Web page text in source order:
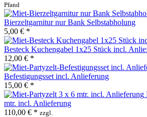
Pfand
Bierzeltgarnitur nur Bank Selbstabholung
5,00 € *
Besteck Kuchengabel 1x25 Stück incl.
12,00 € *
Befestigungsset incl. Anlieferung
15,00 € *
mtr. incl. Anlieferung
110,00 € * zzgl.